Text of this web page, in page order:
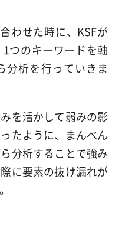
わせた時に、KSFが
つのキーワードを軸
分析を行っていきま
を活かして弱みの影
たように、まんべん
分析することで強み
に要素の抜け漏れが